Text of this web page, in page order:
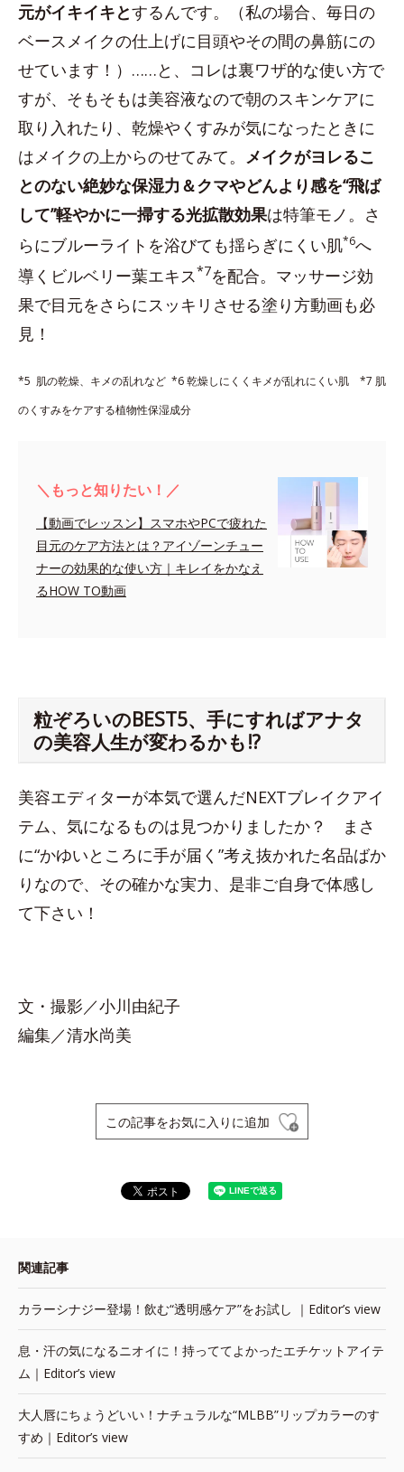
元がイキイキとするんです。（私の場合、毎日の
ベースメイクの仕上げに目頭やその間の鼻筋にの
せています！）……と、コレは裏ワザ的な使い方で
すが、そもそもは美容液なので朝のスキンケアに
取り入れたり、乾燥やくすみが気になったときに
はメイクの上からのせてみて。 メイクがヨレるこ
とのない絶妙な保湿力＆クマやどんより感を“飛ば
して”軽やかに一掃する光拡散効果は特筆モノ。さ
らにブルーライトを浴びても揺らぎにくい肌*6へ
導くビルベリー葉エキス*7を配合。マッサージ効
果で目元をさらにスッキリさせる塗り方動画も必
見！
*5 肌の乾燥、キメの乱れなど *6 乾燥しにくくキメが乱れにくい肌 *7 肌
のくすみをケアする植物性保湿成分
＼もっと知りたい！／
【動画でレッスン】スマホやPCで疲れた
目元のケア方法とは？アイゾーンチュー
ナーの効果的な使い方｜キレイをかなえ
るHOW TO動画
粒ぞろいのBEST5、手にすればアナタ
の美容人生が変わるかも!?
美容エディターが本気で選んだNEXTブレイクアイ
テム、気になるものは見つかりましたか？ まさ
に“かゆいところに手が届く”考え抜かれた名品ばか
りなので、その確かな実力、是非ご自身で体感し
て下さい！
文・撮影／小川由紀子
編集／清水尚美
この記事をお気に入りに追加
関連記事
カラーシナジー登場！飲む“透明感ケア”をお試し ｜Editor’s view
息・汗の気になるニオイに！持っててよかったエチケットアイテ
ム｜Editor’s view
大人唇にちょうどいい！ナチュラルな“MLBB”リップカラーのす
すめ｜Editor’s view